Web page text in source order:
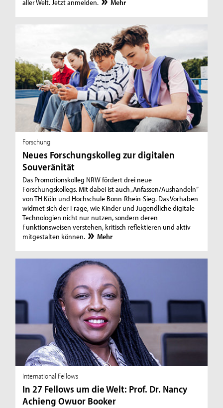
aller Welt. Jetzt anmelden. Mehr
Forschung
Neues Forschungskolleg zur digitalen
Souveränität
Das Promotionskolleg NRW fördert drei neue
Forschungskollegs. Mit dabei ist auch „Anfassen/Aushandeln“
von TH Köln und Hochschule Bonn-Rhein-Sieg. Das Vorhaben
widmet sich der Frage, wie Kinder und Jugendliche digitale
Technologien nicht nur nutzen, sondern deren
Funktionsweisen verstehen, kritisch reflektieren und aktiv
mitgestalten können.
Mehr
International Fellows
In 27 Fellows um die Welt: Prof. Dr. Nancy
Achieng Owuor Booker